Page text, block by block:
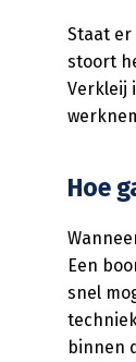
Staat
stoort
Verkleij
Hoe
Een
snel
binnen